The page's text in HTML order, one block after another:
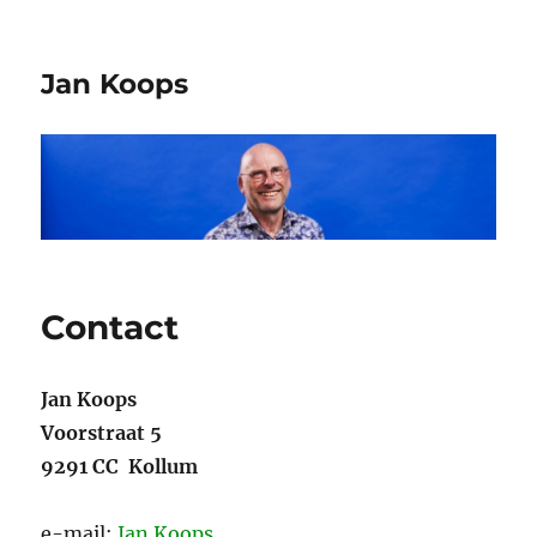
Jan Koops
Contact
Jan Koops
Voorstraat 5
9291 CC Kollum